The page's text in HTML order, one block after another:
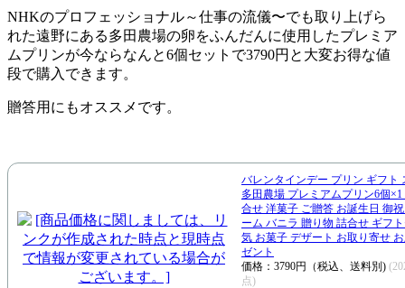
NHKのプロフェッショナル～仕事の流儀〜でも取り上げら
れた遠野にある多田農場の卵をふんだんに使用したプレミア
ムプリンが今ならなんと6個セットで3790円と大変お得な値
段で購入できます。
贈答用にもオススメです。
バレンタインデー プリン ギフト
多田農場 プレミアムプリン6個
合せ 洋菓子 ご贈答 お誕生日 御
ーム バニラ 贈り物 詰合せ ギフ
気 お菓子 デザート お取り寄せ
ゼント
価格：3790円（税込、送料別)
点)